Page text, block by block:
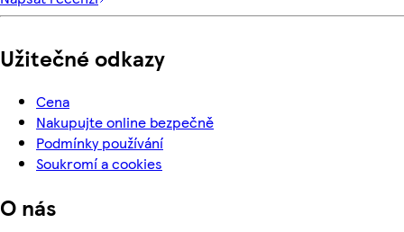
Užitečné odkazy
Cena
Nakupujte online bezpečně
Podmínky používání
Soukromí a cookies
O nás